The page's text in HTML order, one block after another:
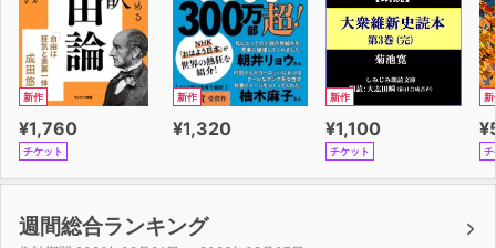
新作
¥1,760
チケット
新作
¥1,320
新作
¥1,100
チケット
新
チ
週間総合ランキング